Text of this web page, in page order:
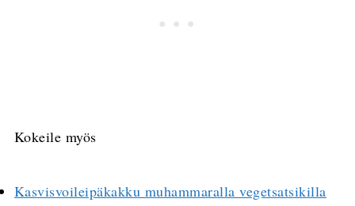
Kokeile myös
Kasvisvoileipäkakku muhammaralla vegetsatsikilla